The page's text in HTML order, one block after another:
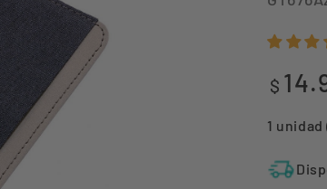
Precio
regular
$
1